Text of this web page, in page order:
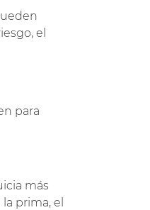
el
para
más
prima, el